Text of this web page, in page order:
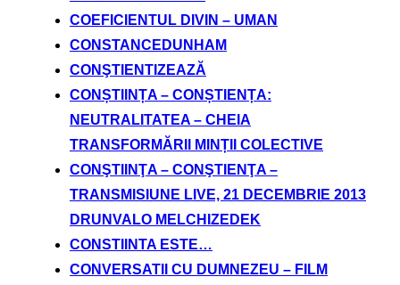
COEFICIENTUL DIVIN – UMAN
CONSTANCEDUNHAM
CONŞTIENTIZEAZĂ
CONȘTIINȚA – CONȘTIENȚA:
NEUTRALITATEA – CHEIA
TRANSFORMĂRII MINȚII COLECTIVE
CONŞTIINŢA – CONŞTIENŢA –
TRANSMISIUNE LIVE, 21 DECEMBRIE 2013
DRUNVALO MELCHIZEDEK
CONSTIINTA ESTE…
CONVERSATII CU DUMNEZEU – FILM